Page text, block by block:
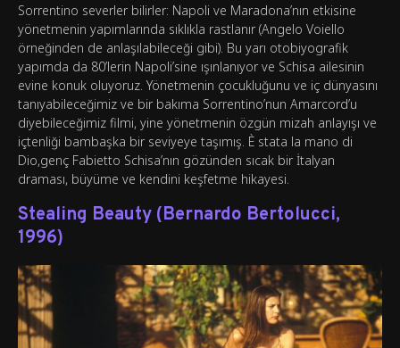
Sorrentino severler bilirler: Napoli ve Maradona’nın etkisine
yönetmenin yapımlarında sıklıkla rastlanır (Angelo Voiello
örneğinden de anlaşılabileceği gibi). Bu yarı otobiyografik
yapımda da 80’lerin Napoli’sine ışınlanıyor ve Schisa ailesinin
evine konuk oluyoruz. Yönetmenin çocukluğunu ve iç dünyasını
tanıyabileceğimiz ve bir bakıma Sorrentino’nun Amarcord’u
diyebileceğimiz filmi, yine yönetmenin özgün mizah anlayışı ve
içtenliği bambaşka bir seviyeye taşımış. È stata la mano di
Dio,genç Fabietto Schisa’nın gözünden sıcak bir İtalyan
draması, büyüme ve kendini keşfetme hikayesi.
Stealing Beauty (Bernardo Bertolucci,
1996)